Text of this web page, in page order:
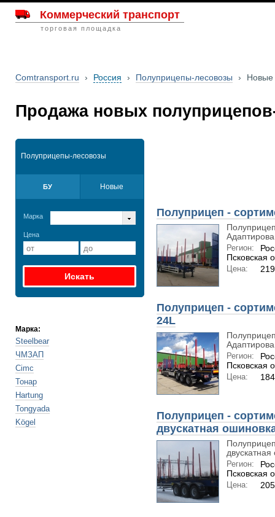
Коммерческий транспорт
торговая площадка
Comtransport.ru › Россия › Полуприцепы-лесовозы › Новые
Продажа новых
Полуприцепы-лесовозы
БУ Новые
Марка
Цена
Марка:
Steelbear
ЧМЗАП
Cimc
Тонар
Hartung
Tongyada
Kögel
Полуприцеп -
Регион:
Псковская
Цена:
Полуприцеп -
24L
Регион:
Псковская
Цена:
Полуприцеп -
двускатная
Регион:
Псковская
Цена: